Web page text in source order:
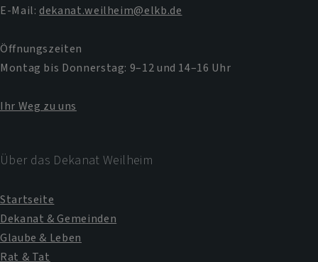
E-Mail: dekanat.weilheim@elkb.de
Öffnungszeiten
Montag bis Donnerstag: 9–12 und 14–16 Uhr
Ihr Weg zu uns
Über das Dekanat Weilheim
Startseite
Dekanat & Gemeinden
Glaube & Leben
Rat & Tat